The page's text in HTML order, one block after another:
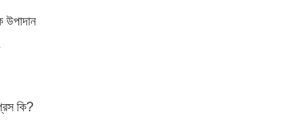
উপাদান
কি?